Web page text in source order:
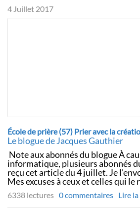
4 Juillet 2017
École de prière (57) Prier avec la
Le blogue de Jacques Gauthier
Note aux abonnés du blogue À
informatique, plusieurs abonnés
reçu cet article du 4 juillet. Je
Mes excuses à ceux et celles qui le
6338 lectures 0 commentaires Lire